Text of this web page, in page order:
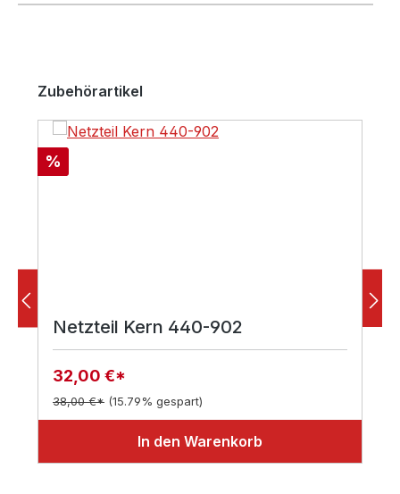
Produktgalerie überspringen
Zubehörartikel
Rabatt
%
Netzteil Kern 440-902
32,00 €*
38,00 €* (15.79% gespart)
In den Warenkorb